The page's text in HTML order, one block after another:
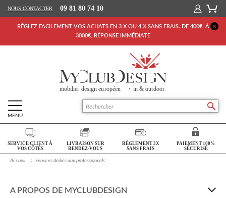
NOUS CONTACTER 09 81 80 74 10
RÉGLEZ FACILEMENT VOS ACHATS EN 3 X OU 4 X SANS FRAIS. DE 400€ À
3000€, RÉPONSE IMMÉDIATE
MENU
Retour Accueil
SALON
CHAMBRE
SERVICE CLIENT À
VOS CÔTÉS
LIVRAISON SUR
RENDEZ-VOUS
RÈGLEMENT 3X
SANS FRAIS
PAIEMENT 100%
SÉCURISÉ
Accueil Services dédiés aux professionnels
A PROPOS DE MYCLUBDESIGN